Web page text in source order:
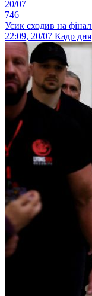
20/07
746
Усик сходив на
22:09, 20/07 Кадр дня